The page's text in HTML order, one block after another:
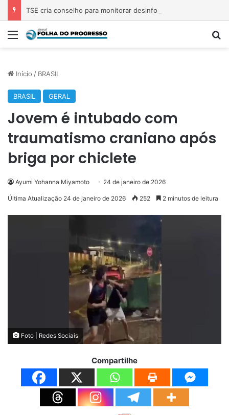
Menu
Início / BRASIL
BRASIL GERAL
Jovem é intubado com
traumatismo craniano após
briga por chiclete
Ayumi Yohanna Miyamoto 24 de janeiro de 2026
Última Atualização 24 de janeiro de 2026 252 2 minutos de leitura
Foto | Redes Sociais
Compartilhe